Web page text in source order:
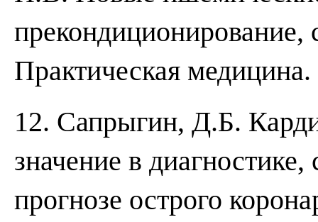
прекондиционирование,
Практическая
12. Сапрыгин, Д.Б.
значение в
прогнозе острого